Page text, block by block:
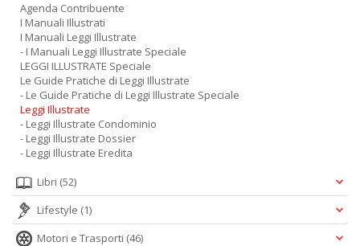
Agenda Contribuente
I Manuali Illustrati
I Manuali Leggi Illustrate
- I Manuali Leggi Illustrate Speciale
LEGGI ILLUSTRATE Speciale
Le Guide Pratiche di Leggi Illustrate
- Le Guide Pratiche di Leggi Illustrate Speciale
Leggi Illustrate
- Leggi Illustrate Condominio
- Leggi Illustrate Dossier
- Leggi Illustrate Eredita
Libri (52)
Lifestyle (1)
Motori e Trasporti (46)